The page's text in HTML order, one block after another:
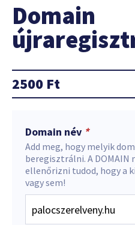
Domain
2500 Ft
Domain név *
Add meg, hogy melyik
beregisztrálni. A
ellenőrizni tudod, hogy a
vagy sem!